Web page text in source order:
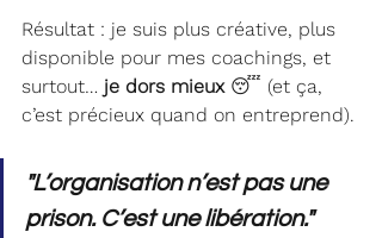
Résultat : je suis plus créative, plus
disponible pour mes coachings, et
surtout… je dors mieux 😴 (et ça,
c’est précieux quand on entreprend).
"L’organisation n’est pas une
prison. C’est une libération."